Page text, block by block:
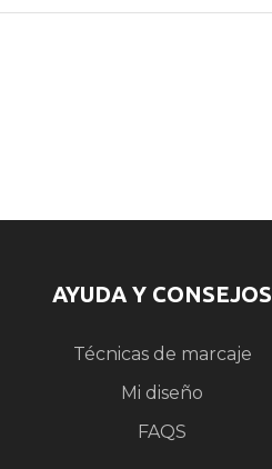
AYUDA Y CONSEJOS
Técnicas de marcaje
Mi diseño
FAQS